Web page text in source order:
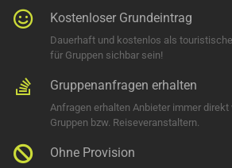
Kostenloser Grundeintrag
Dauerhaft und kostenlos als
für Gruppen sichbar sein!
Gruppenanfragen erhalten
Anfragen erhalten Anbieter immer direkt
Gruppen bzw. Reiseveranstaltern.
Ohne Provision